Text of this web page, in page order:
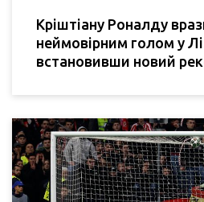
Кріштіану Роналду
неймовірним голом у
встановивши новий